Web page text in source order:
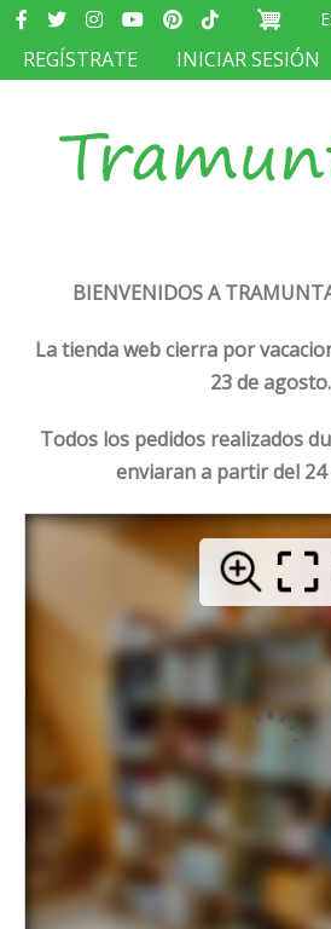
Pasar
contenido
Redes
sociales
MENÚ
DEL
D'USUARI
REGÍSTRATE INICIAR SESIÓN
BIENVENIDOS A
La tienda web cierra por
23 de agosto.
Todos los pedidos realizados
enviaran a partir del